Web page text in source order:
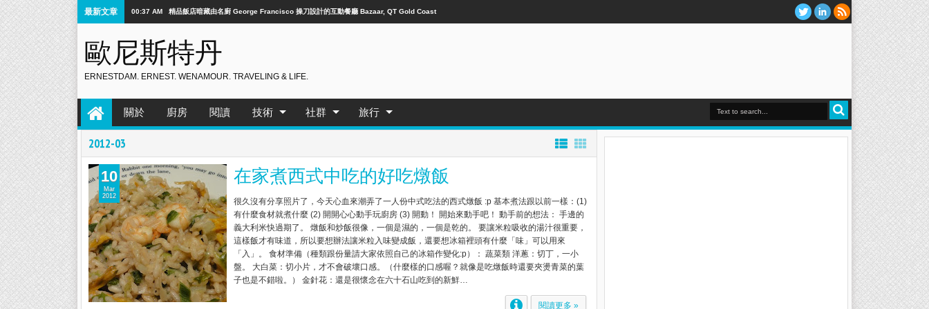
最新文章 00:37 AM 精品飯店暗藏由名廚 George Francisco 操刀設計的互動餐廳 Bazaar, QT Gold Coast
歐尼斯特丹
ERNESTDAM. ERNEST. WENAMOUR. TRAVELING & LIFE.
關於 廚房 閱讀 技術 社群 旅行
2012-03
在家煮西式中吃的好吃燉飯
很久沒有分享照片了，今天心血來潮弄了一人份中式吃法的西式燉飯 :p 基本煮法跟以前一樣：(1)
有什麼食材就煮什麼 (2) 開開心心動手玩廚房 (3) 開動！ 開始來動手吧！ 動手前的想法： 手邊的
義大利米快過期了。 燉飯和炒飯很像，一個是濕的，一個是乾的。 要讓米粒吸收的湯汁很重要，
這樣飯才有味道，所以要想辦法讓米粒入味變成飯，還要想冰箱裡頭有什麼「味」可以用來
「入」。 食材準備（種類跟份量請大家依照自己的冰箱作變化:p）： 蔬菜類 洋蔥：切丁，一小
盤。 大白菜：切小片，才不會破壞口感。（什麼樣的口感喔？就像是吃燉飯時還要夾燙青菜的葉
子也是不錯啦。） 金針花：還是很懷念在六十石山吃到的新鮮…
閱讀更多 »
10
Mar
2012